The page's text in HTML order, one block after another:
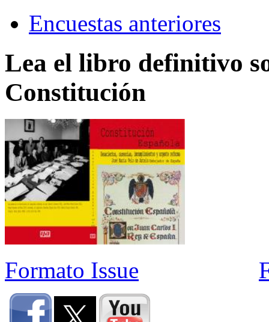
Encuestas anteriores
Lea el libro definitivo
Constitución
Formato Issue